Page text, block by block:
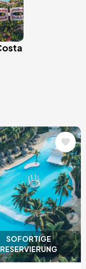
SOFORTIGE
RESERVIERUNG